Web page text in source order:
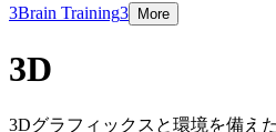
3Brain Training3 More
3D
3Dグラフィックスと環境を備え